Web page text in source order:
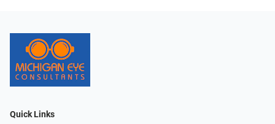
Quick Links